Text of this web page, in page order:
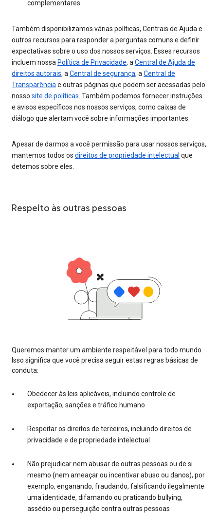
complementares.
Também disponibilizamos várias políticas, Centrais de Ajuda e
outros recursos para responder a perguntas comuns e definir
expectativas sobre o uso dos nossos serviços. Esses recursos
incluem nossa Política de Privacidade, a Central de Ajuda de
direitos autorais, a Central de segurança, a Central de
Transparência e outras páginas que podem ser acessadas pelo
nosso site de políticas . Também podemos fornecer instruções
e avisos específicos nos nossos serviços, como caixas de
diálogo que alertam você sobre informações importantes.
Apesar de darmos a você permissão para usar nossos serviços,
mantemos todos os direitos de propriedade intelectual que
detemos sobre eles.
Respeito às outras pessoas
Queremos manter um ambiente respeitável para todo mundo.
Isso significa que você precisa seguir estas regras básicas de
conduta:
Obedecer às leis aplicáveis, incluindo controle de
exportação, sanções e tráfico humano
Respeitar os direitos de terceiros, incluindo direitos de
privacidade e de propriedade intelectual
Não prejudicar nem abusar de outras pessoas ou de si
mesmo (nem ameaçar ou incentivar abuso ou danos), por
exemplo, enganando, fraudando, falsificando ilegalmente
uma identidade, difamando ou praticando bullying,
assédio ou perseguição contra outras pessoas